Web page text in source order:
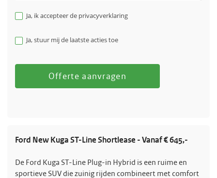
Ja, ik accepteer de privacyverklaring
Ja, stuur mij de laatste acties toe
Offerte aanvragen
Ford New Kuga ST-Line Shortlease - Vanaf € 645,-
De Ford Kuga ST-Line Plug-in Hybrid is een ruime en
sportieve SUV die zuinig rijden combineert met comfort